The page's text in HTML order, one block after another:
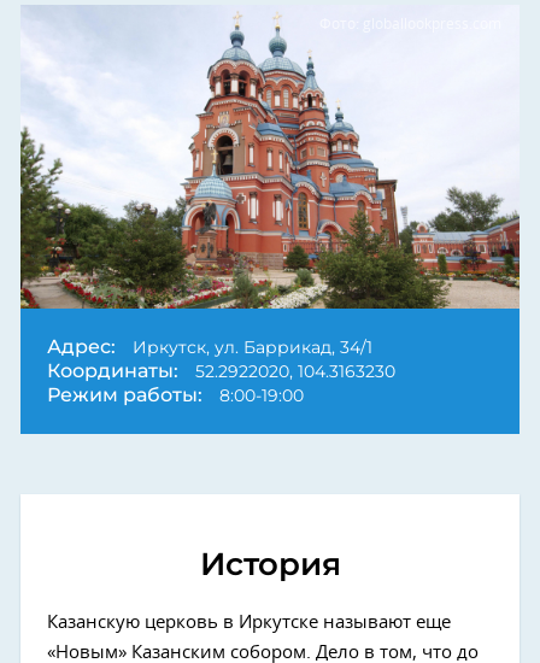
Адрес: Иркутск, ул. Баррикад, 34/1
Координаты: 52.2922020, 104.3163230
Режим работы: 8:00-19:00
История
Казанскую церковь в Иркутске называют еще
«Новым» Казанским собором. Дело в том, что до